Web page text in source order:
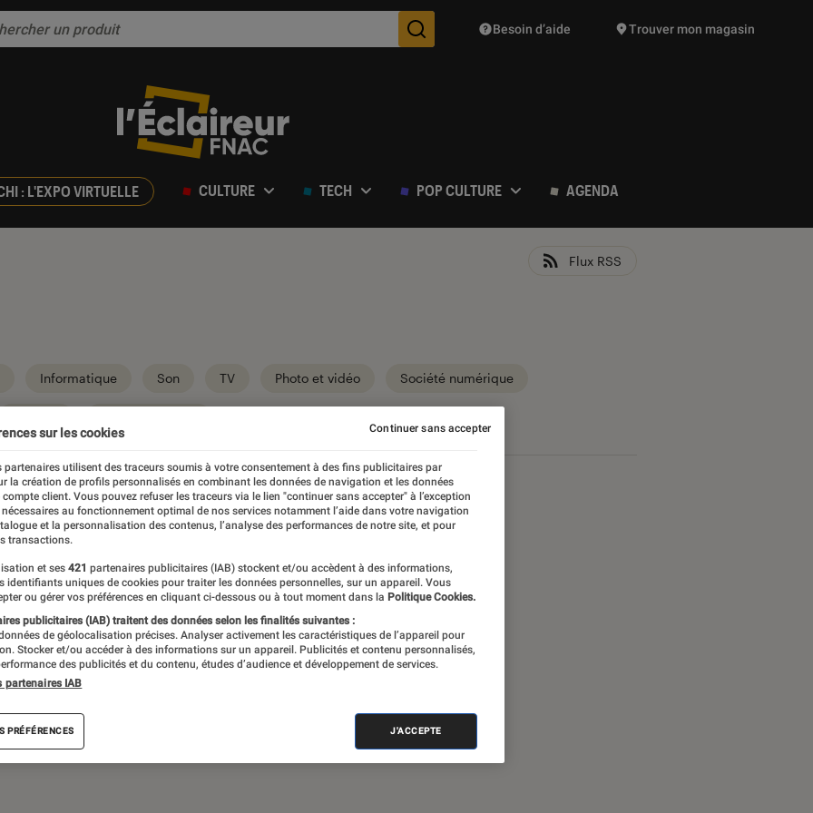
Des suggestions de produits vont vous être proposées
Besoin d’aide Trouver mon magasin
: L'EXPO VIRTUELLE CULTURE TECH POP CULTURE AGENDA
Flux RSS
Informatique Son TV Photo et vidéo Société numérique
audio, objets connectés… l’Éclaireur
l’actualité Tech décryptée, de nombreux
des tests de produits, réalisés par le
sur les cookies
partenaires utilisent des traceurs soumis à votre consentement à des fins publicitaires par
la création de profils personnalisés en combinant les données de navigation et les données
compte client. Vous pouvez refuser les traceurs via le lien "continuer sans accepter" à l’exception
au fonctionnement optimal de nos services notamment l’aide dans votre navigation
et la personnalisation des contenus, l’analyse des performances de notre site, et pour
transactions.
et ses 421 partenaires publicitaires (IAB) stockent et/ou accèdent à des informations,
identifiants uniques de cookies pour traiter les données personnelles, sur un appareil. Vous
ou gérer vos préférences en cliquant ci-dessous ou à tout moment dans la Politique Cookies.
publicitaires (IAB) traitent des données selon les finalités suivantes :
de géolocalisation précises. Analyser activement les caractéristiques de l’appareil pour
Stocker et/ou accéder à des informations sur un appareil. Publicités et contenu personnalisés,
des publicités et du contenu, études d’audience et développement de services.
partenaires IAB
PRÉFÉRENCES J'ACCEPTE
Continuer sans accepter